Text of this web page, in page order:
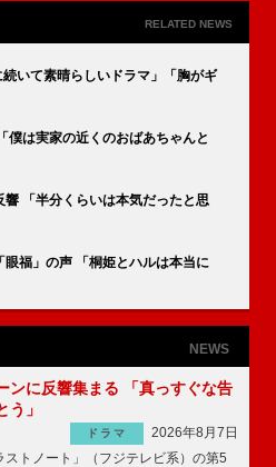
RELATED NEWS
いて素晴らしいドラマ」「胸がギ
僕は実家の近くのおばあちゃんと
響 「半分くらいは本気だったと思
眼福」の声 「桐姫とハルは本当に
NEWS
ンに反響集まる 「真っすぐな告
」
ドラマ
2026年8月7日
トノート」（フジテレビ系）の第5